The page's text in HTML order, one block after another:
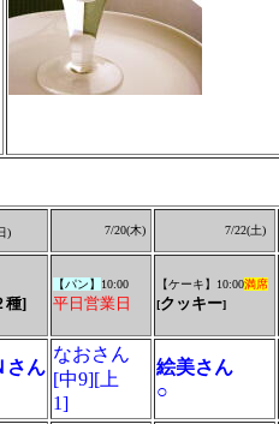
) 7/20(木) 7/22(土)
種]
【パン】 10:00
平日営業日
【ケーキ】10:00満席
[クッキー]
さん
なおさん
[中9][上
1]
絵美さん
○